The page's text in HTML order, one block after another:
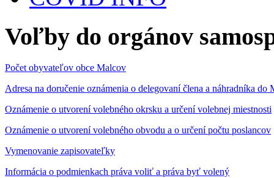
Voľby do orgánov
Počet obyvateľov obce Malcov
Adresa na doručenie oznámenia o delegovaní člena a náhradníka
Oznámenie o utvorení volebného okrsku a určení volebnej miestnosti
Oznámenie o utvorení volebného obvodu a o určení počtu poslancov
Vymenovanie zapisovateľky
Informácia o podmienkach práva voliť a práva byť volený